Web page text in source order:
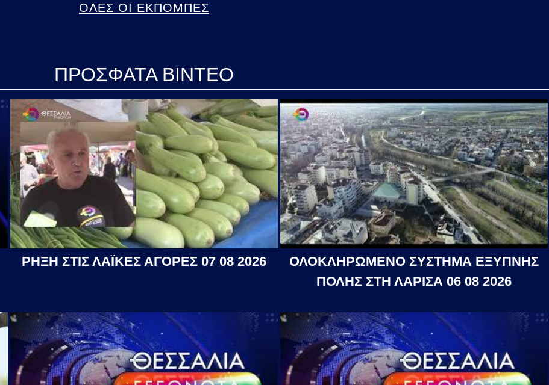
ΟΛΕΣ ΟΙ ΕΚΠΟΜΠΕΣ
ΠΡΟΣΦΑΤΑ ΒΙΝΤΕΟ
ΡΗΞΗ ΣΤΙΣ ΛΑΪΚΕΣ ΑΓΟΡΕΣ 07 08 2026
ΟΛΟΚΛΗΡΩΜΕΝΟ ΣΥΣΤΗΜΑ ΕΞΥΠΝΗΣ
ΠΟΛΗΣ ΣΤΗ ΛΑΡΙΣΑ 06 08 2026